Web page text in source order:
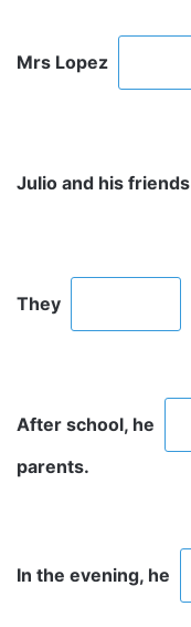
Mrs Lopez
Julio and his friends
They
After school, he
parents.
In the evening, he